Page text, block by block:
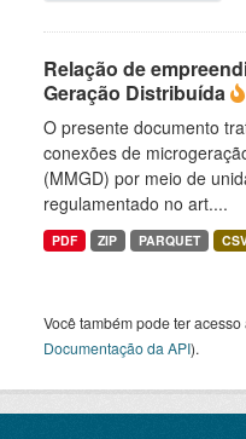
Relação de
Geração Distribuída
O presente documento
conexões de
(MMGD) por meio de
regulamentado no art....
PDF ZIP PARQUET
Você também pode ter
Documentação da API).